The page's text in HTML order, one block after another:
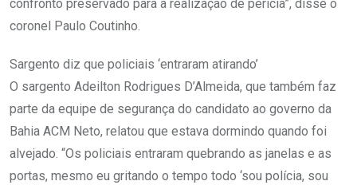
confronto preservado para a realização de perícia”, disse o
coronel Paulo Coutinho.
Sargento diz que policiais ‘entraram atirando’
O sargento Adeilton Rodrigues D’Almeida, que também faz
parte da equipe de segurança do candidato ao governo da
Bahia ACM Neto, relatou que estava dormindo quando foi
alvejado. “Os policiais entraram quebrando as janelas e as
portas, mesmo eu gritando o tempo todo ‘sou polícia, sou